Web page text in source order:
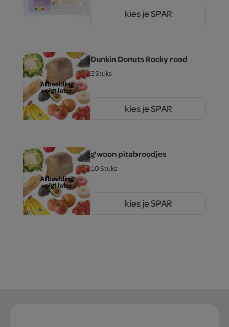
kies je SPAR
Dunkin Donuts Rocky road
2 Stuks
kies je SPAR
g'woon pitabroodjes
10 Stuks
kies je SPAR